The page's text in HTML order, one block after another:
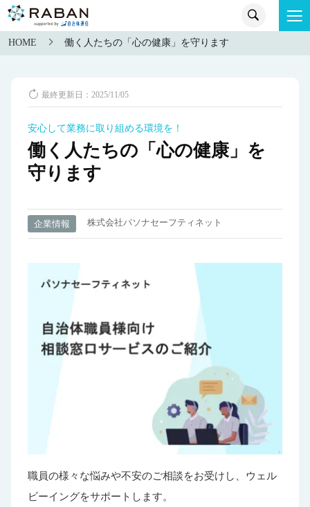
HOME 働く人たちの「心の健康」を守ります
最終更新日：2025/11/05
安心して業務に取り組める環境を！
働く人たちの「心の健康」を
守ります
企業情報 株式会社パソナセーフティネット
職員の様々な悩みや不安のご相談をお受けし、ウェル
ビーイングをサポートします。